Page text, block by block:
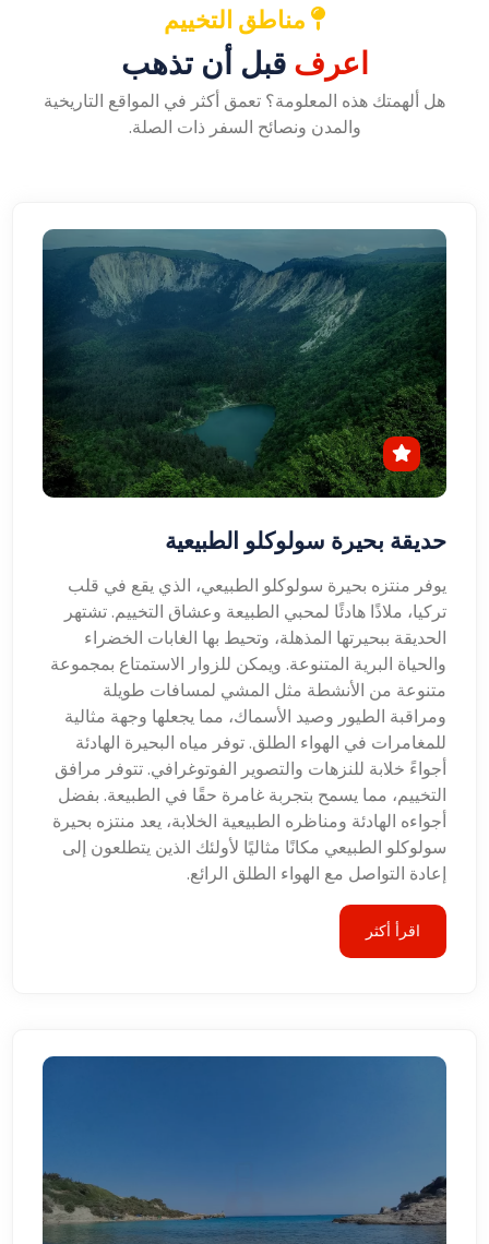
مناطق التخييم
اعرف قبل أن تذهب
هل ألهمتك هذه المعلومة؟ تعمق أكثر في المواقع التاريخية
والمدن ونصائح السفر ذات الصلة.
حديقة بحيرة سولوكلو الطبيعية
يوفر منتزه بحيرة سولوكلو الطبيعي، الذي يقع في قلب
تركيا، ملاذًا هادئًا لمحبي الطبيعة وعشاق التخييم. تشتهر
الحديقة ببحيرتها المذهلة، وتحيط بها الغابات الخضراء
والحياة البرية المتنوعة. ويمكن للزوار الاستمتاع بمجموعة
متنوعة من الأنشطة مثل المشي لمسافات طويلة
ومراقبة الطيور وصيد الأسماك، مما يجعلها وجهة مثالية
للمغامرات في الهواء الطلق. توفر مياه البحيرة الهادئة
أجواءً خلابة للنزهات والتصوير الفوتوغرافي. تتوفر مرافق
التخييم، مما يسمح بتجربة غامرة حقًا في الطبيعة. بفضل
أجواءه الهادئة ومناظره الطبيعية الخلابة، يعد منتزه بحيرة
سولوكلو الطبيعي مكانًا مثاليًا لأولئك الذين يتطلعون إلى
إعادة التواصل مع الهواء الطلق الرائع.
اقرأ أكثر